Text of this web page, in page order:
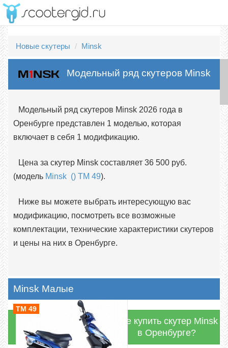
Новые скутеры Minsk
Модельный ряд скутеров Minsk
Модельный ряд скутеров Minsk 2026 года в
Оренбурге представлен 1 моделью, которая
включает в себя 1 модификацию.
Цена за скутер Minsk составляет 36 500 руб.
(модель Minsk () TM 49).
Ниже вы можете выбрать интересующую вас
модификацию, посмотреть все возможные
комплектации, технические характеристики скутеров
и цены на них в Оренбурге.
Minsk Малые
TM 49
Где купить скутер Minsk
в Оренбурге?